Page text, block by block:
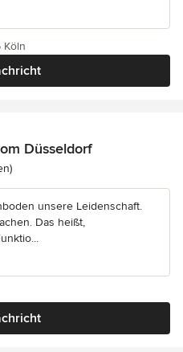
Köln
Düsseldorf
von 5 Sternen
unsere Leidenschaft.
Das heißt,